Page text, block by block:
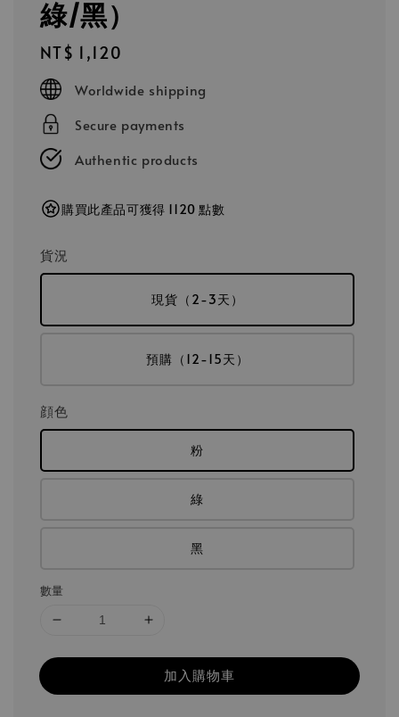
綠/黑）
Regular
price
NT$ 1,120
Worldwide shipping
Secure payments
Authentic products
購買此產品可獲得 1120 點數
貨況
現貨（2-3天）
預購（12-15天）
顔色
粉
綠
黑
數量
加入購物車